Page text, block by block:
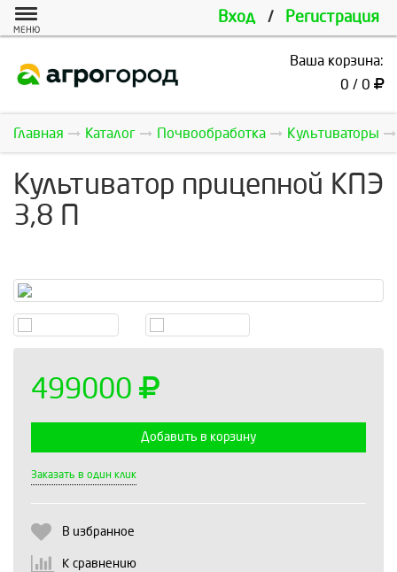
Вход / Регистрация
МЕНЮ
Ваша корзина:
0 / 0
Главная Каталог Почвообработка Культиваторы
Культиватор прицепной КПЭ
3,8 П
499000
Добавить в корзину
Заказать в один клик
В избранное
К сравнению